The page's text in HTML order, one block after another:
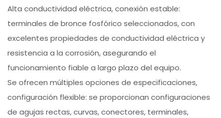
Alta conductividad eléctrica, conexión estable:
terminales de bronce fosfórico seleccionados, con
excelentes propiedades de conductividad eléctrica y
resistencia a la corrosión, asegurando el
funcionamiento fiable a largo plazo del equipo.
Se ofrecen múltiples opciones de especificaciones,
configuración flexible: se proporcionan configuraciones
de agujas rectas, curvas, conectores, terminales,